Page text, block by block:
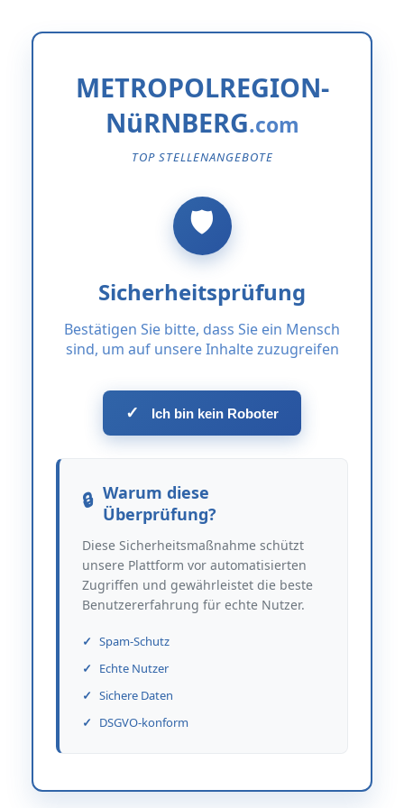
METROPOLREGION-
NüRNBERG
TOP STELLENANGEBOTE
Sicherheitsprüfung
Bestätigen Sie bitte, dass Sie ein Mensch
sind, um auf unsere Inhalte zuzugreifen
✓ Ich bin kein Roboter
Warum diese
Überprüfung?
Diese Sicherheitsmaßnahme schützt
unsere Plattform vor automatisierten
Zugriffen und gewährleistet die beste
Benutzererfahrung für echte Nutzer.
Spam-Schutz
Echte Nutzer
Sichere Daten
DSGVO-konform